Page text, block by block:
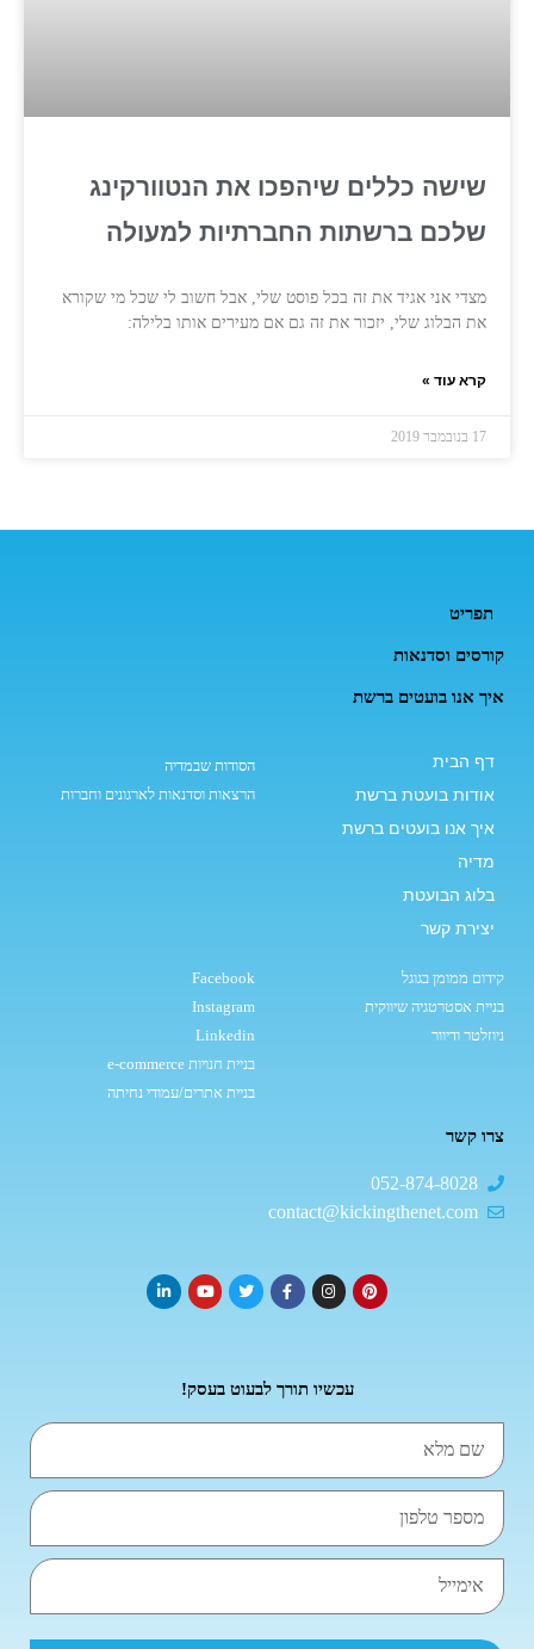
שישה כללים שיהפכו את הנטוורקינג
שלכם ברשתות החברתיות למעולה
מצדי אני אגיד את זה בכל פוסט שלי, אבל חשוב לי שכל מי שקורא
את הבלוג שלי, יזכור את זה גם אם מעירים אותו בלילה:
קרא עוד »
17 בנובמבר 2019
תפריט
קורסים וסדנאות
איך אנו בועטים ברשת
דף הבית
אודות בועטת ברשת
איך אנו בועטים ברשת
מדיה
בלוג הבועטת
יצירת קשר
הסודות שבמדיה
הרצאות וסדנאות לארגונים וחברות
קידום ממומן בגוגל
בניית אסטרטגיה שיווקית
ניוזלטר ודיוור
Facebook
Instagram
Linkedin
בניית חנויות e-commerce
בניית אתרים/עמודי נחיתה
צרו קשר
052-874-8028
contact@kickingthenet.com
עכשיו תורך לבעוט בעסק!